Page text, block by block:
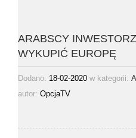
ARABSCY
WYKUPIĆ EUROPĘ
Dodano: 18-02-2020w kategorii:
autor: OpcjaTV